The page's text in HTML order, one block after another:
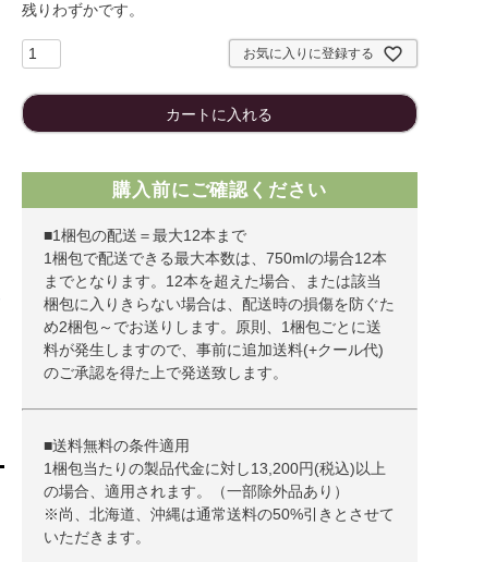
残りわずかです。
お気に入りに登録する
カートに入れる
購入前にご確認ください
■1梱包の配送＝最大12本まで
1梱包で配送できる最大本数は、750mlの場合12本
までとなります。12本を超えた場合、または該当
梱包に入りきらない場合は、配送時の損傷を防ぐた
め2梱包～でお送りします。原則、1梱包ごとに送
料が発生しますので、事前に追加送料(+クール代)
のご承認を得た上で発送致します。
■送料無料の条件適用
1梱包当たりの製品代金に対し13,200円(税込)以上
の場合、適用されます。（一部除外品あり）
※尚、北海道、沖縄は通常送料の50%引きとさせて
いただきます。